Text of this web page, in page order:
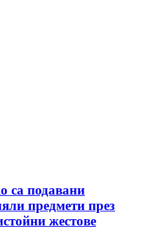
са подавани
предмети през
жестове